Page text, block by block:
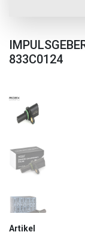
833C0124
Artikel